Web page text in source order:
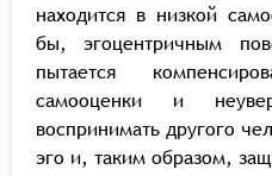
находится в низкой
бы, эгоцентричным
пытается
самооценки и
воспринимать другого
эго и, таким образом,